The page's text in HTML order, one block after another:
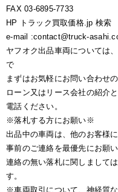
FAX 03-6895-7733
HP トラック買取価格.jp 検索
e-mail :contact@truck-
ヤフオク出品車両については
で
まずはお気軽にお問い合わせ
ローン又はリース会社の紹介
電話ください。
※落札する方にお願い※
出品中の車両は、他のお客様
事前のご連絡を最優先にお願い
連絡の無い落札に関しまして
す。
※車両取引について、神経質